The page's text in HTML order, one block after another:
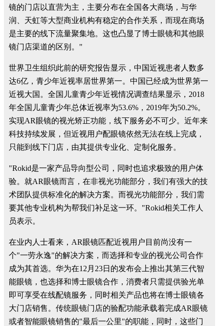
镜的门店以直营为主，主要分布在全国各大商场，与华
润、天虹等大型商业机构有稳定的合作关系，而现在商场
是主要的线下流量聚集地。这也凸显了博士眼镜和其他眼
镜门店渠道的区别。"
世界卫生组织此前的研究报告显示，中国近视患者人数多
达6亿，青少年近视率居世界第一。中国已经成为世界第一
近视大国。全国儿童青少年近视情况调查结果显示，2018
年全国儿童青少年总体近视率为53.6%，2019年为50.2%。
实现AR眼镜的视光矫正功能，线下服务必不可少。近年来
科技持续发展，但近视用户配眼镜依然无法在线上完成，
只能到线下门店，由其提供专业化、定制化服务。
"Rokid是一家产品导向型公司，同时也追求极致的用户体
验。就AR眼镜而言，在非视光功能部分，我们有强大的技
术团队提供标准化的解决方案。而视光功能部分，我们需
要其他专业机构为帮我们补足这一环。"Rokid相关工作人
员表示。
在业内人士看来，AR眼镜匹配近视用户目前尚没有一
个"一劳永逸"的解决方案，而选择和专业的视光公司合作
成为其首选。华为在12月23日的发布会上推出其第三代智
能眼镜，也选择和博士眼镜合作，消费者只需提供验光单
即可享受在线配镜服务，同时相关产品也将在博士眼镜各
大门店销售。传统眼镜门店的验配功能承载着完成AR眼镜
或者智能眼镜销售的"最后一公里"的职能，同时，这些门